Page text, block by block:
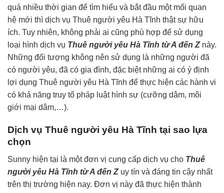
quá nhiều thời gian để tìm hiểu và bắt đầu một mối quan
hệ mới thì dịch vụ Thuê người yêu Hà Tĩnh thật sự hữu
ích. Tuy nhiên, không phải ai cũng phù hợp để sử dụng
loại hình dịch vụ Thuê người yêu Hà Tĩnh từ A đến Znày.
Những đối tượng không nên sử dụng là những người đã
có người yêu, đã có gia đình, đặc biệt những ai có ý định
lợi dụng Thuê người yêu Hà Tĩnh để thực hiện các hành vi
có khả năng truy tố pháp luật hình sự (cưỡng dâm, môi
giới mại dâm,…).
Dịch vụ Thuê người yêu Hà Tĩnh tại sao lựa
chọn
Sunny hiện tại là một đơn vị cung cấp dịch vụ cho Thuê
người yêu Hà Tĩnh từ A đến Zuy tín và đáng tin cậy nhất
trên thị trường hiện nay. Đơn vị này đã thực hiện thành